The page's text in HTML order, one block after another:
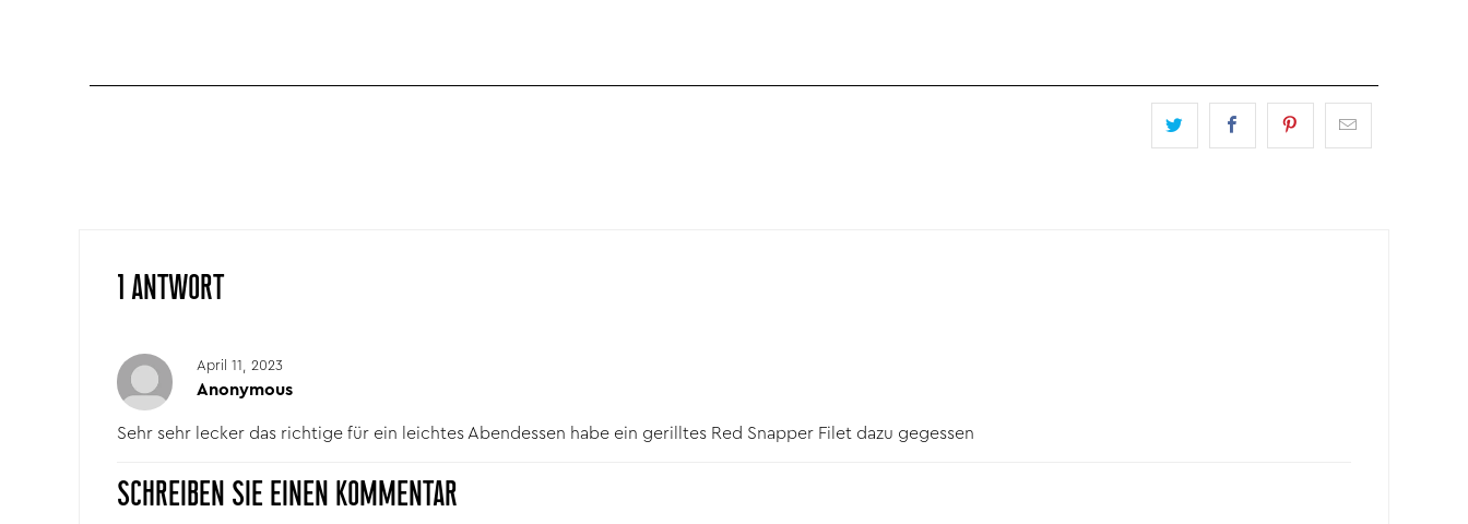
1 ANTWORT
April 11, 2023
Anonymous
Sehr sehr lecker das richtige für ein leichtes Abendessen habe ein gerilltes Red Snapper Filet dazu gegessen
SCHREIBEN SIE EINEN KOMMENTAR